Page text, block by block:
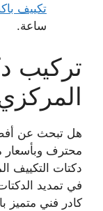
تكييف
ساعة.
تركيب
هل تبحث عن
محترف وبأسعار
دكتات التكييف
في تمديد
كادر فني متميز